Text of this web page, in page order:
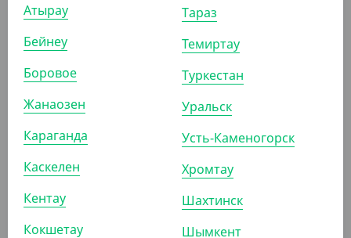
Упаковка для салатов 1300 мл, Pure craft, без крышки
Атырау
Бейнеу
Боровое
Жанаозен
Караганда
Каскелен
Кентау
Кокшетау
Тараз
Темиртау
Туркестан
Уральск
Усть-Каменогорск
Хромтау
Шахтинск
Шымкент